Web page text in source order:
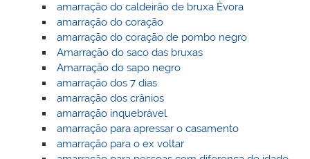
amarração do caldeirão de bruxa Èvora
amarração do coração
amarração do coração de pombo negro
Amarração do saco das bruxas
Amarração do sapo negro
amarração dos 7 dias
amarração dos crânios
amarração inquebrável
amarração para apressar o casamento
amarração para o ex voltar